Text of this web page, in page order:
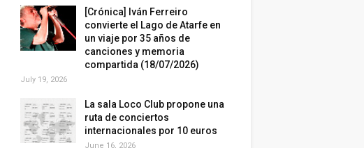
[Crónica] Iván Ferreiro
convierte el Lago de Atarfe en
un viaje por 35 años de
canciones y memoria
compartida (18/07/2026)
July 19, 2026
La sala Loco Club propone una
ruta de conciertos
internacionales por 10 euros
June 16, 2026